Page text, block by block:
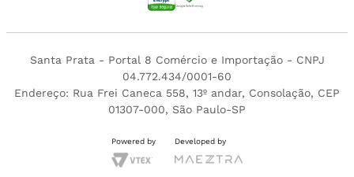
Santa Prata - Portal 8 Comércio e Importação - CNPJ
04.772.434/0001-60
Endereço: Rua Frei Caneca 558, 13º andar, Consolação, CEP
01307-000, São Paulo-SP
Powered by Developed by